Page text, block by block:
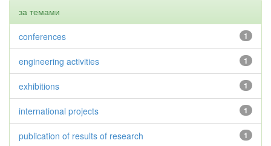
за темами
1
conferences
1
engineering activities
1
exhibitions
1
international projects
1
publication of results of research